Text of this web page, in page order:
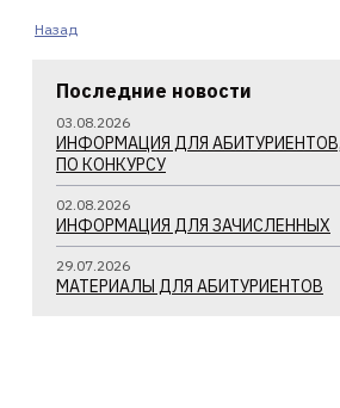
Последние новости
03.08.2026
ИНФОРМАЦИЯ ДЛЯ
ПО КОНКУРСУ
02.08.2026
ИНФОРМАЦИЯ ДЛЯ ЗАЧИСЛЕННЫХ
29.07.2026
МАТЕРИАЛЫ ДЛЯ АБИТУРИЕНТОВ
Назад